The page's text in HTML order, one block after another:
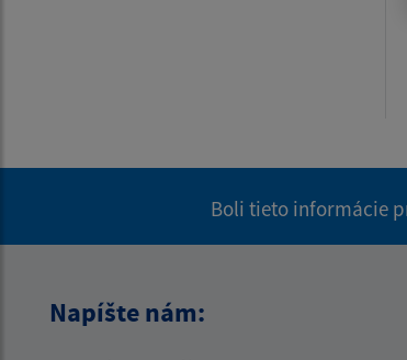
Boli tieto informácie
Napíšte nám: